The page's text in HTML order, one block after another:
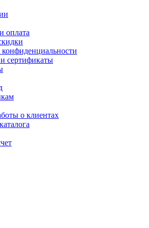
оплата
сертификаты
о клиентах